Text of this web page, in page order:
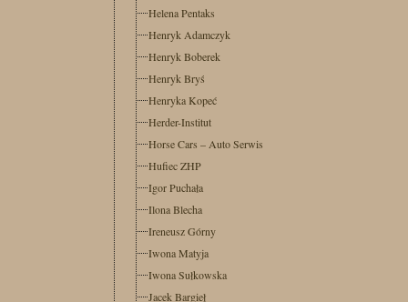
Helena Pentaks
Henryk Adamczyk
Henryk Boberek
Henryk Bryś
Henryka Kopeć
Herder-Institut
Horse Cars – Auto Serwis
Hufiec ZHP
Igor Puchała
Ilona Blecha
Ireneusz Górny
Iwona Matyja
Iwona Sułkowska
Jacek Bargieł